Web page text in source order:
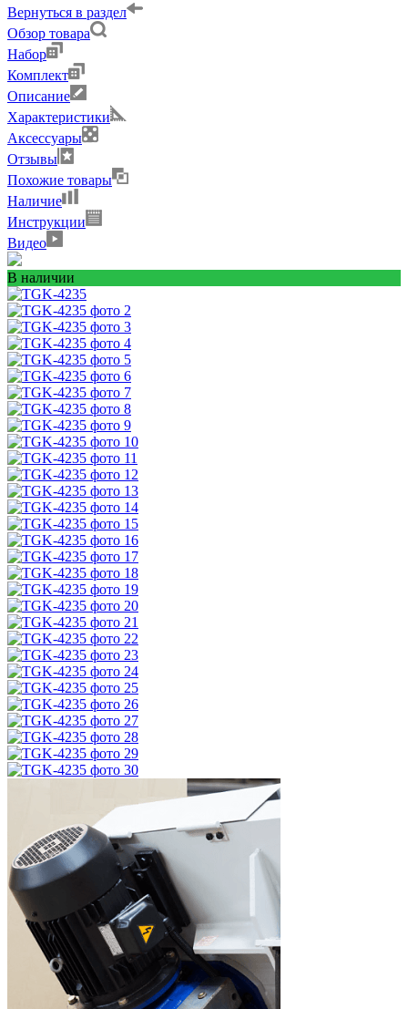
Вернуться в раздел
Обзор товара
Набор
Комплект
Описание
Характеристики
Аксессуары
Отзывы
Похожие товары
Наличие
Инструкции
Видео
В наличии